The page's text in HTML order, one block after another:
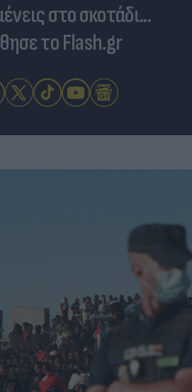
στο σκοτάδι...
το Flash.gr